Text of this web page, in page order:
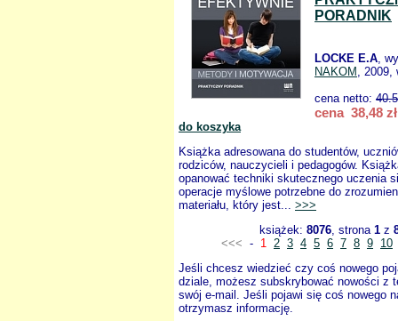
PORADNIK
LOCKE E.A,
NAKOM , 2009,
cena netto:
cena 38,48 zł
do koszyka
Książka adresowana do studentów,
rodziców, nauczycieli i pedagogów.
opanować techniki skutecznego uczenia
operacje myślowe potrzebne do
materiału, który jest... >>>
książek: 8076, strona 1 z
<<< - 1 2 3 4 5 6 7 8 9 10
Jeśli chcesz wiedzieć czy coś nowego
dziale, możesz subskrybować nowości z
swój e-mail. Jeśli pojawi się coś nowego
otrzymasz informację.